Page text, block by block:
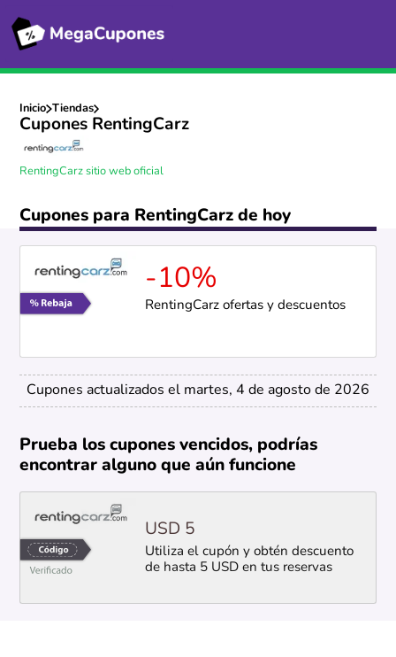
Inicio Tiendas
Cupones RentingCarz
RentingCarz sitio web oficial
Cupones para RentingCarz de hoy
-10%
RentingCarz ofertas y descuentos
Cupones actualizados el martes, 4 de agosto de 2026
Prueba los cupones vencidos, podrías
encontrar alguno que aún funcione
USD 5
Utiliza el cupón y obtén descuento
de hasta 5 USD en tus reservas